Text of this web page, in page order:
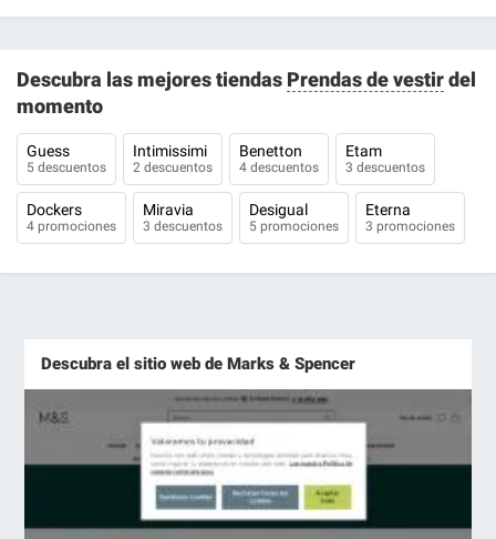
Descubra las mejores tiendas Prendas de vestirdel
momento
Guess
5 descuentos
Intimissimi
2 descuentos
Benetton
4 descuentos
Etam
3 descuentos
Dockers
4 promociones
Miravia
3 descuentos
Desigual
5 promociones
Eterna
3 promociones
Descubra el sitio web de Marks & Spencer